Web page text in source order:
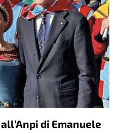
di Emanuele